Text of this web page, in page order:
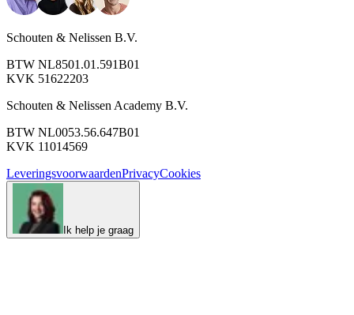
Schouten & Nelissen B.V.
BTW NL8501.01.591B01
KVK 51622203
Schouten & Nelissen Academy B.V.
BTW NL0053.56.647B01
KVK 11014569
LeveringsvoorwaardenPrivacyCookies
Ik help je graag